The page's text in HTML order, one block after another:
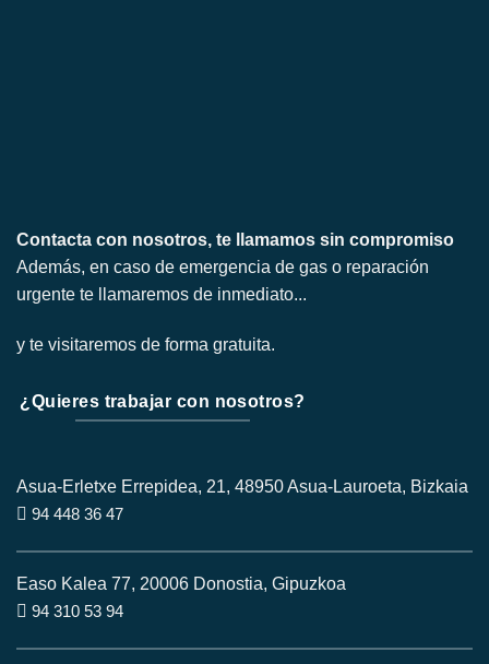
Contacta con nosotros, te llamamos sin compromiso
Además, en caso de emergencia de gas o reparación
urgente te llamaremos de inmediato...
y te visitaremos de forma gratuita.
¿Quieres trabajar con nosotros?
Asua-Erletxe Errepidea, 21, 48950 Asua-Lauroeta, Bizkaia
94 448 36 47
Easo Kalea 77, 20006 Donostia, Gipuzkoa
94 310 53 94